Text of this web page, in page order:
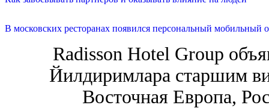
В московских ресторанах появился персональный мобильный
Radisson Hotel Group
Йилдиримлара старшим
Восточная Европа,